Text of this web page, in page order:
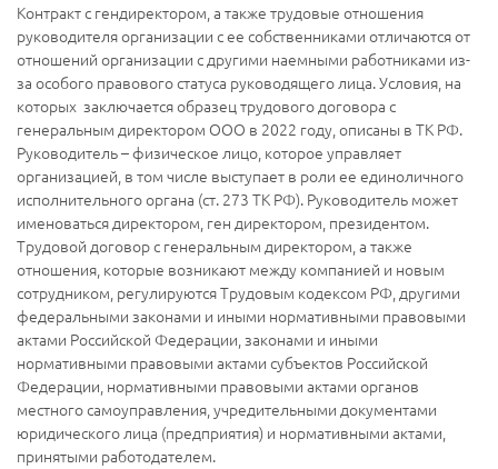
Контракт с гендиректором, а также трудовые отношения
руководителя организации с ее собственниками отличаются от
отношений организации с другими наемными работниками из-
за особого правового статуса руководящего лица. Условия, на
которых заключается образец трудового договора с
генеральным директором ООО в 2022 году, описаны в ТК РФ.
Руководитель – физическое лицо, которое управляет
организацией, в том числе выступает в роли ее единоличного
исполнительного органа (ст. 273 ТК РФ). Руководитель может
именоваться директором, ген директором, президентом.
Трудовой договор с генеральным директором, а также
отношения, которые возникают между компанией и новым
сотрудником, регулируются Трудовым кодексом РФ, другими
федеральными законами и иными нормативными правовыми
актами Российской Федерации, законами и иными
нормативными правовыми актами субъектов Российской
Федерации, нормативными правовыми актами органов
местного самоуправления, учредительными документами
юридического лица (предприятия) и нормативными актами,
принятыми работодателем.